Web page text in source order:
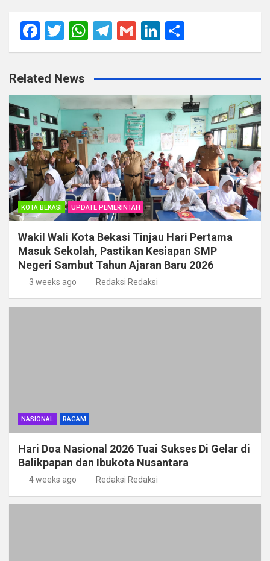
F
a
ce
b
o
o
k
T
wi
er
W
h
A
p
p
T
el
a
m
G
m
Li
n
n
h
Related News
KOTA BEKASI UPDATE PEMERINTAH
Wakil Wali Kota Bekasi Tinjau Hari Pertama
Masuk Sekolah, Pastikan Kesiapan SMP
Negeri Sambut Tahun Ajaran Baru 2026
3 weeks ago Redaksi Redaksi
NASIONAL RAGAM
Hari Doa Nasional 2026 Tuai Sukses Di Gelar di
Balikpapan dan Ibukota Nusantara
4 weeks ago Redaksi Redaksi